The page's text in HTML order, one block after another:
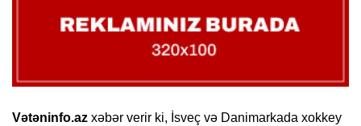
Vətəninfo.az xəbər verir ki, İsveç və Danimarkada xokkey